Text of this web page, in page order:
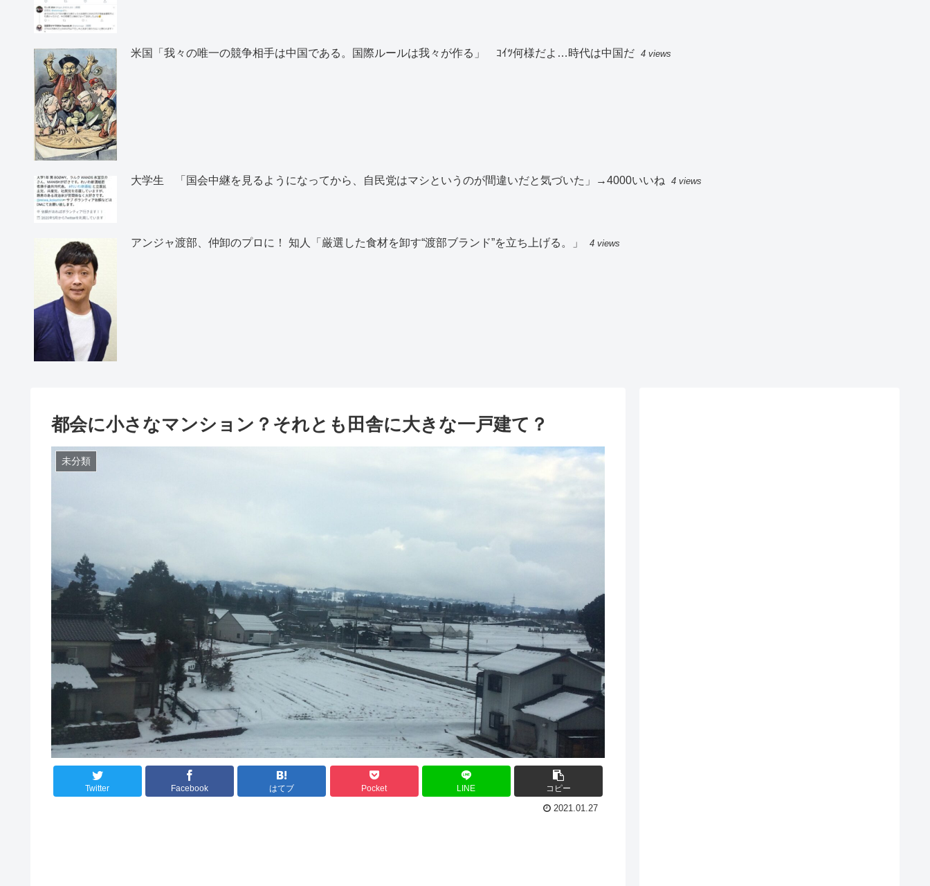
米国「我々の唯一の競争相手は中国である。国際ルールは我々が作る」 ｺｲﾂ何様だよ…時代は中国だ 4 views
大学生 「国会中継を見るようになってから、自民党はマシというのが間違いだと気づいた」→4000いいね 4 views
アンジャ渡部、仲卸のプロに！ 知人「厳選した食材を卸す“渡部ブランド”を立ち上げる。」 4 views
都会に小さなマンション？それとも田舎に大きな一戸建て？
未分類
Twitter Facebook はてブ Pocket LINE コピー
2021.01.27